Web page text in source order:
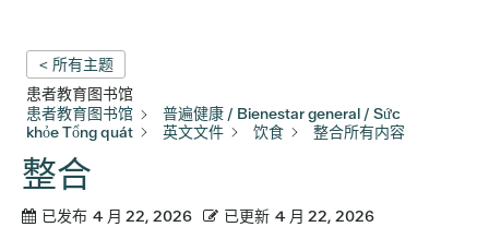
< 所有主题
患者教育图书馆
患者教育图书馆
普遍健康 / Bienestar general / Sức
khỏe Tổng quát
英文文件 饮食 整合所有内容
整合
已发布 4 月 22, 2026 已更新 4 月 22, 2026